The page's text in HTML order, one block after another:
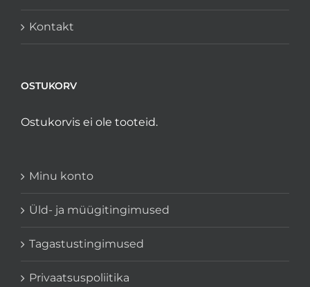
Kontakt
OSTUKORV
Ostukorvis ei ole tooteid.
Minu konto
Üld- ja müügitingimused
Tagastustingimused
Privaatsuspoliitika